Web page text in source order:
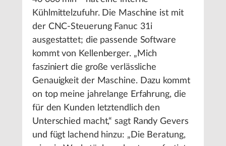
Kühlmittelzufuhr. Die Maschine ist mit
der CNC-Steuerung Fanuc 31i
ausgestattet; die passende Software
kommt von Kellenberger. „Mich
fasziniert die große verlässliche
Genauigkeit der Maschine. Dazu kommt
on top meine jahrelange Erfahrung, die
für den Kunden letztendlich den
Unterschied macht,“ sagt Randy Gevers
und fügt lachend hinzu: „Die Beratung,